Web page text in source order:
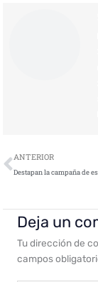
Ant
ANTERIOR
Deja un
Tu dirección de
campos